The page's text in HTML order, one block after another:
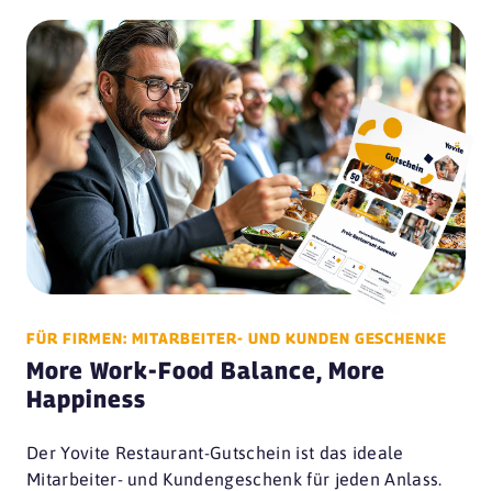
FÜR FIRMEN: MITARBEITER- UND KUNDEN GESCHENKE
More Work-Food Balance, More
Happiness
Der Yovite Restaurant-Gutschein ist das ideale
Mitarbeiter- und Kundengeschenk für jeden Anlass.